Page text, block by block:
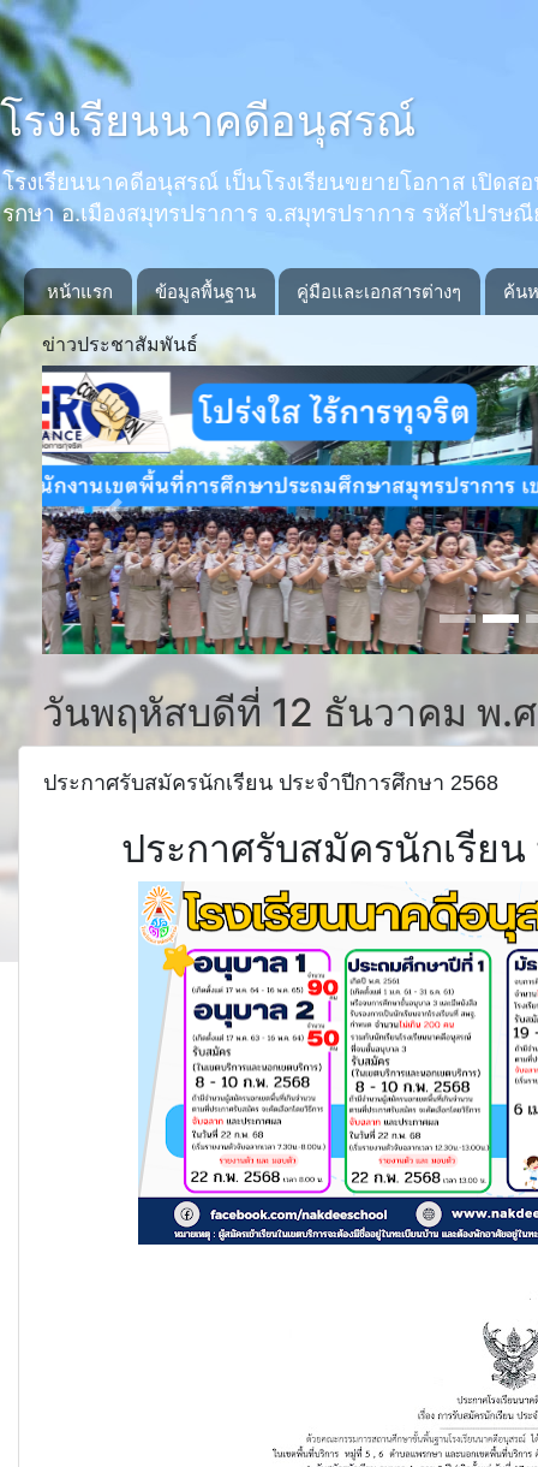
โรงเรียนนาคดีอนุสรณ์
โรงเรียนนาคดีอนุสรณ์ เป็นโรงเรียนขยายโอกาส เปิ
รกษา อ.เมืองสมุทรปราการ จ.สมุทรปราการ รหัสไปรษ
หน้าแรก ข้อมูลพื้นฐาน คู่มือและเอกสารต่างๆ ค้น
ข่าวประชาสัมพันธ์
Previous
วันพฤหัสบดีที่ 12 ธันวาคม พ.
ประกาศรับสมัครนักเรียน ประจำปีการศึกษา 2568
ประกาศรับสมัครนักเรีย